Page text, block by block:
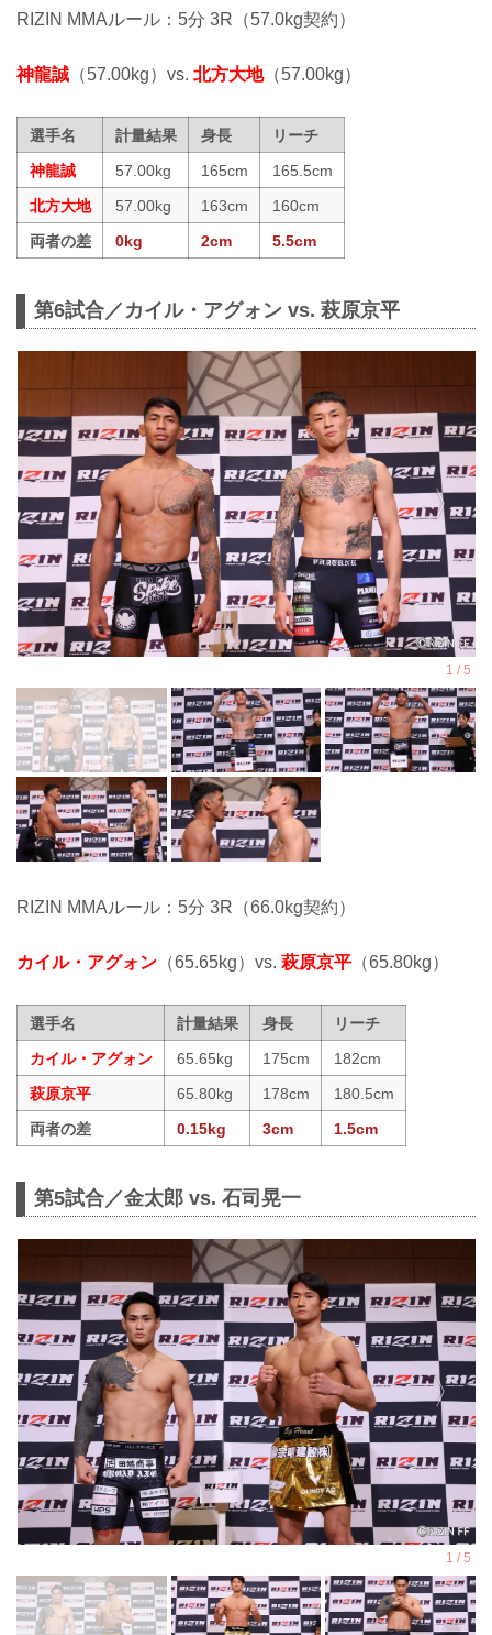
RIZIN MMAルール：5分 3R（57.0kg契約）
神龍誠 （57.00kg）vs. 北方大地（57.00kg）
選手名 計量結果 身長
リーチ
神龍誠
57.00kg 165cm
165.5cm
北方大地
57.00kg 163cm
160cm
両者の差
0kg 2cm 5.5cm
第6試合／カイル・アグォン vs. 萩原京平
RIZIN MMAルール：5分 3R（66.0kg契約）
カイル・アグォン （65.65kg）vs. 萩原京平 （65.80kg）
選手名 計量結果 身長
リーチ
カイル・アグォン
65.65kg 175cm
182cm
萩原京平
65.80kg 178cm
180.5cm
両者の差
0.15kg 3cm 1.5cm
第5試合／金太郎 vs. 石司晃一